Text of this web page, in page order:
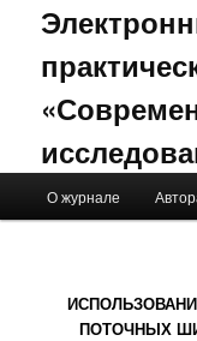
Skip to primary
Skip to secondary
О журнале
ПОТОЧНЫХ